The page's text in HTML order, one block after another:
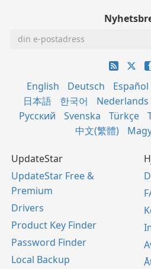
English Deutsch Español
日本語
한국어 Nederlands
Русский
Svenska Türkçe
中文(繁體)
UpdateStar
UpdateStar Free &
Premium
Drivers
Product Key Finder
Password Finder
Local Backup